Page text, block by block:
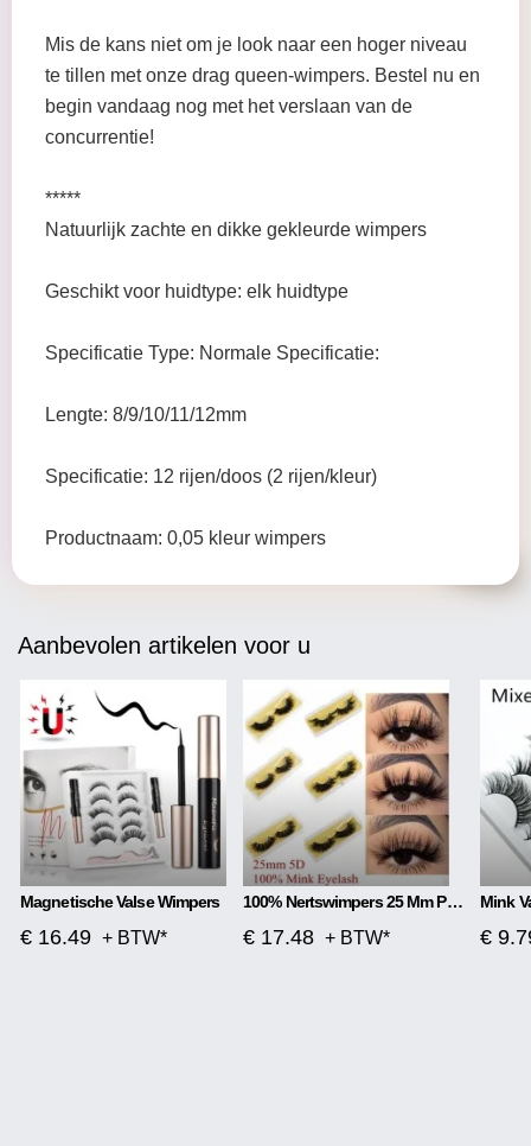
Mis de kans niet om je look naar een hoger niveau
te tillen met onze drag queen-wimpers. Bestel nu en
begin vandaag nog met het verslaan van de
concurrentie!
*****
Natuurlijk zachte en dikke gekleurde wimpers
Geschikt voor huidtype: elk huidtype
Specificatie Type: Normale Specificatie:
Lengte: 8/9/10/11/12mm
Specificatie: 12 rijen/doos (2 rijen/kleur)
Productnaam: 0,05 kleur wimpers
Aanbevolen artikelen voor u
Magnetische Valse Wimpers
€ 16.49 + BTW*
100% Nertswimpers 25 Mm Piekerige Pluizige Nepwimpers
€ 17.48 + BTW* €